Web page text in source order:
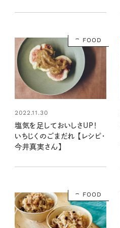
FOOD
2022.11.30
塩気を足しておいしさUP！
いちじくのごまだれ 【レシピ・
今井真実さん】
FOOD